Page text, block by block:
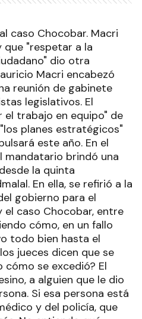
caso Chocobar. Macri
que "respetar a la
dio otra
Macri encabezó
reunión de gabinete
legislativos. El
trabajo en equipo" de
planes estratégicos"
este año. En el
mandatario brindó una
la quinta
En ella, se refirió a la
gobierno para el
caso Chocobar, entre
cómo, en un fallo
todo bien hasta el
jueces dicen que se
cómo se excedió? El
a alguien que le dio
Si esa persona está
y del policía, que